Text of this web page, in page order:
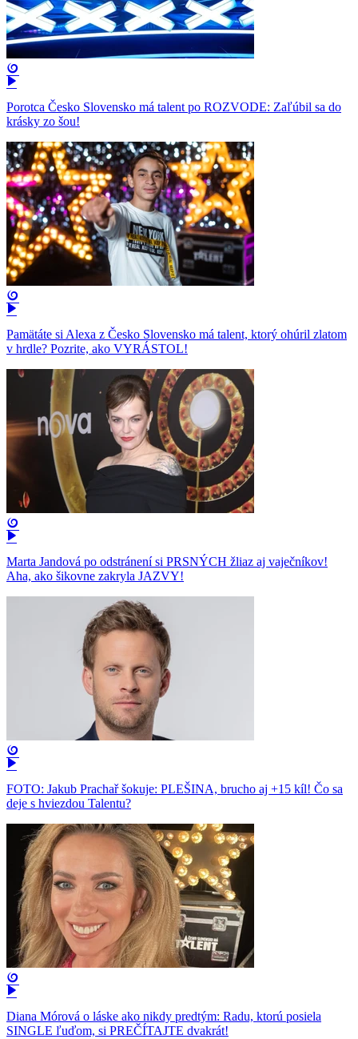
Porotca Česko Slovensko má talent po ROZVODE: Zaľúbil sa do
krásky zo šou!
Pamätáte si Alexa z Česko Slovensko má talent, ktorý ohúril zlatom
v hrdle? Pozrite, ako VYRÁSTOL!
Marta Jandová po odstránení si PRSNÝCH žliaz aj vaječníkov!
Aha, ako šikovne zakryla JAZVY!
FOTO: Jakub Prachař šokuje: PLEŠINA, brucho aj +15 kíl! Čo sa
deje s hviezdou Talentu?
Diana Mórová o láske ako nikdy predtým: Radu, ktorú posiela
SINGLE ľuďom, si PREČÍTAJTE dvakrát!